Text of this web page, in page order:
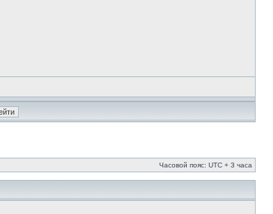
Часовой пояс: UTC + 3 часа